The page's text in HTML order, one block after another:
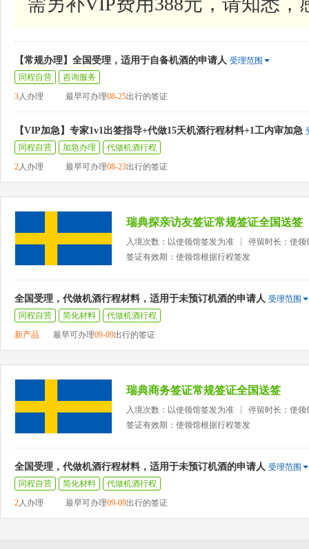
【常规办理】全国受理，适用于自备机酒的申请人 受理范围
同程自营
咨询服务
3人办理 最早可办理08-25出行的签证
【VIP加急】专家1v1出签指导+代做15天机酒行程材料+1工内审加急
同程自营
加急办理
代做机酒行程
2人办理 最早可办理08-23出行的签证
瑞典探亲访友签证常规签证全国送签
入境次数：以使领馆签发为准
停留时长：使领
签证有效期：使领馆根据行程签发
全国受理，代做机酒行程材料，适用于未预订机酒的申请人 受理范围
同程自营
简化材料
代做机酒行程
新产品
最早可办理09-09出行的签证
瑞典商务签证常规签证全国送签
入境次数：以使领馆签发为准
停留时长：使领
签证有效期：使领馆根据行程签发
全国受理，代做机酒行程材料，适用于未预订机酒的申请人 受理范围
同程自营
简化材料
代做机酒行程
2人办理 最早可办理09-09出行的签证